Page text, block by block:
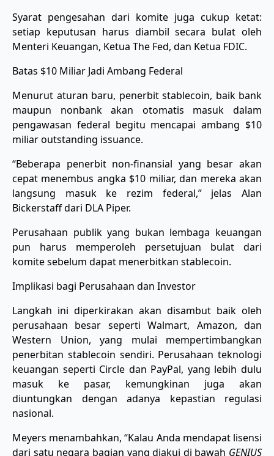
Syarat pengesahan dari komite juga cukup ketat:
setiap keputusan harus diambil secara bulat oleh
Menteri Keuangan, Ketua The Fed, dan Ketua FDIC.
Batas $10 Miliar Jadi Ambang Federal
Menurut aturan baru, penerbit stablecoin, baik bank
maupun nonbank akan otomatis masuk dalam
pengawasan federal begitu mencapai ambang $10
miliar outstanding issuance.
“Beberapa penerbit non-finansial yang besar akan
cepat menembus angka $10 miliar, dan mereka akan
langsung masuk ke rezim federal,” jelas Alan
Bickerstaff dari DLA Piper.
Perusahaan publik yang bukan lembaga keuangan
pun harus memperoleh persetujuan bulat dari
komite sebelum dapat menerbitkan stablecoin.
Implikasi bagi Perusahaan dan Investor
Langkah ini diperkirakan akan disambut baik oleh
perusahaan besar seperti Walmart, Amazon, dan
Western Union, yang mulai mempertimbangkan
penerbitan stablecoin sendiri. Perusahaan teknologi
keuangan seperti Circle dan PayPal, yang lebih dulu
masuk ke pasar, kemungkinan juga akan
diuntungkan dengan adanya kepastian regulasi
nasional.
Meyers menambahkan, “Kalau Anda mendapat lisensi
dari satu negara bagian yang diakui di bawah GENIUS